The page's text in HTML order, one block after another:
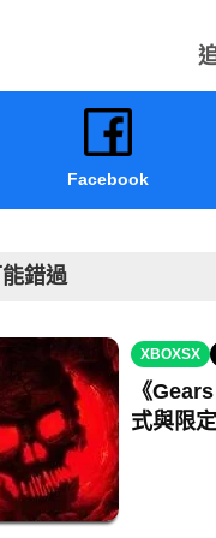
Facebook
錯過
XBOXSX
《
式與限